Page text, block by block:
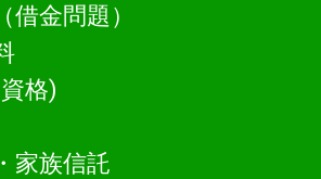
借金問題）
格)
家族信託